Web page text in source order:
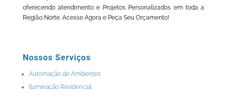
oferecendo atendimento e Projetos Personalizados em toda a
Região Norte. Acesse Agora e Peça Seu Orçamento!
Nossos Serviços
Automação de Ambientes
Iluminação Residencial